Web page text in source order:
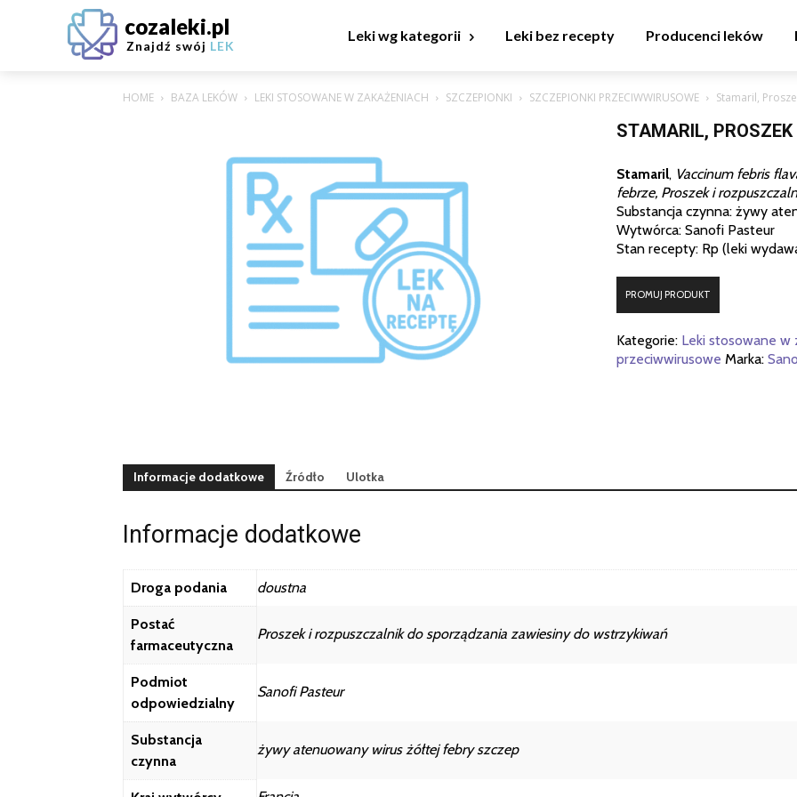
cozaleki.pl
Znajdź swój LEK
Leki wg kategorii Leki bez recepty Producenci leków
HOME BAZA LEKÓW LEKI STOSOWANE W ZAKAŻENIACH SZCZEPIONKI SZCZEPIONKI PRZECIWWIRUSOWE Stamaril,
STAMARIL,
Stamaril, Vaccinum febris
febrze, Proszek i
Substancja czynna: żywy
Wytwórca: Sanofi Pasteur
Stan recepty: Rp (leki
PROMUJ PRODUKT
Kategorie: Leki stosowane w
przeciwwirusowe Marka:
Informacje dodatkowe Źródło Ulotka
Informacje dodatkowe
Droga podania doustna
Postać
farmaceutyczna
Proszek i rozpuszczalnik do sporządzania zawiesiny do wstrzykiwań
Podmiot
odpowiedzialny
Sanofi Pasteur
Substancja
czynna
żywy atenuowany wirus żółtej febry szczep